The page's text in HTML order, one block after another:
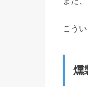
こう
燻